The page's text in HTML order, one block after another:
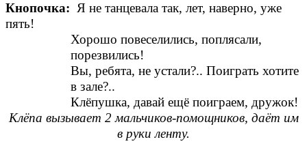
Кнопочка: Я не танцевала так, лет, наверно, уже
пять!
Хорошо повеселились, поплясали,
порезвились!
Вы, ребята, не устали?.. Поиграть хотите
в зале?..
Клёпушка, давай ещё поиграем, дружок!
Клёпа вызывает 2 мальчиков-помощников, даёт им
в руки ленту.